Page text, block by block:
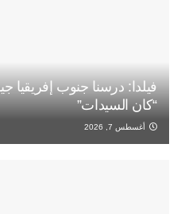
فيلدا: درسنا جنوب إفريقيا
“كان السيدات”
أغسطس 7, 2026